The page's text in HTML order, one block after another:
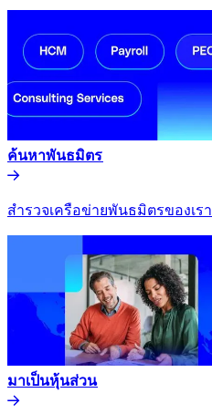
ค้นหาพันธมิตร​​
สำรวจเครือข่ายพันธมิตรของเรา​​
มาเป็นหุ้นส่วน​​